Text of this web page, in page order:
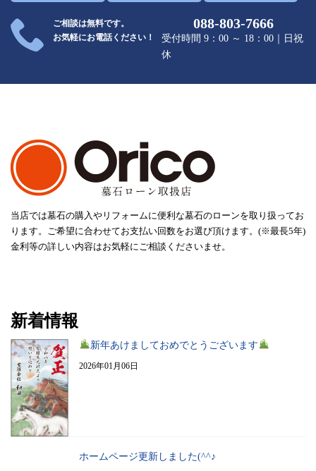
ご相談は無料です。
お気軽にお電話ください！
088-803-7666
受付時間 9：00 ～ 18：00｜日祝
休
当店では墓石の購入やリフォームに便利な墓石のローンを取り扱ってお
ります。ご希望に合わせてお支払い回数をお選び頂けます。(※最長5年)
金利等の詳しい内容はお気軽にご相談くださいませ。
新着情報
新年あけましておめでとうございます
2026年01月06日
ホームページ更新しました(^^♪